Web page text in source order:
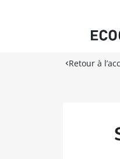
Retour à